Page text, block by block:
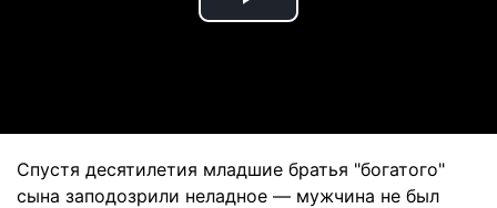
Play
Спустя десятилетия младшие братья "богатого"
сына заподозрили неладное — мужчина не был